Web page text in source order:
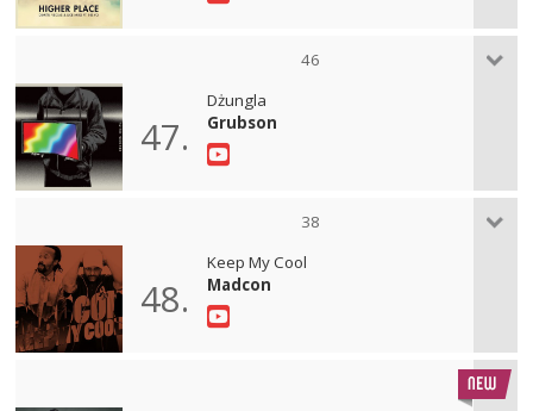
46
47.
Dżungla
Grubson
38
48.
Keep My Cool
Madcon